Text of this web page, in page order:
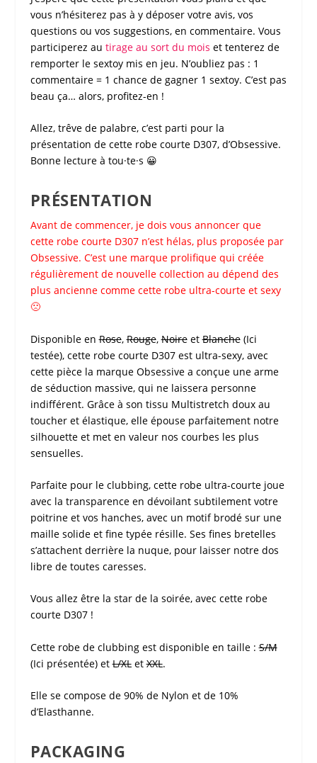
vous n’hésiterez pas à y déposer votre avis, vos
questions ou vos suggestions, en commentaire. Vous
participerez au tirage au sort du mois et tenterez de
remporter le sextoy mis en jeu. N’oubliez pas : 1
commentaire = 1 chance de gagner 1 sextoy. C’est pas
beau ça… alors, profitez-en !
Allez, trêve de palabre, c’est parti pour la
présentation de cette robe courte D307, d’Obsessive.
Bonne lecture à tou·te·s 😀
PRÉSENTATION
Avant de commencer, je dois vous annoncer que
cette robe courte D307n’est hélas, plus proposée par
Obsessive. C’est une marque prolifique qui créée
régulièrement de nouvelle collection au dépend des
plus ancienne comme cette robe ultra-courteet sexy
🙁
Disponible enRose,Rouge,NoireetBlanche(Ici
testée), cette robe courte D307est ultra-sexy, avec
cette pièce la marque Obsessivea conçue une arme
de séduction massive, qui ne laissera personne
indifférent. Grâce à son tissu Multistretch doux au
toucher et élastique, elle épouse parfaitement notre
silhouette et met en valeur nos courbes les plus
sensuelles.
Parfaite pour le clubbing, cette robe ultra-courtejoue
avec la transparence en dévoilant subtilement votre
poitrine et vos hanches, avec un motif brodé sur une
maille solide et fine typée résille. Ses fines bretelles
s’attachent derrière la nuque, pour laisser notre dos
libre de toutes caresses.
Vous allez être la star de la soirée, avec cette robe
courte D307!
Cette robe de clubbingest disponible en taille :S/M
(Ici présentée) etL/XLetXXL.
Elle se compose de 90% de Nylon et de 10%
d’Elasthanne.
PACKAGING